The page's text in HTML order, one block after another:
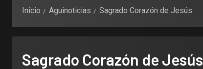
Inicio Aguinoticias Sagrado Corazón de Jesús
Sagrado Corazón de Jesús